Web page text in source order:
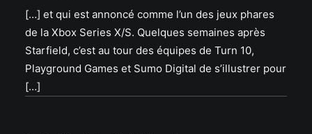
[…] et qui est annoncé comme l’un des jeux phares
de la Xbox Series X/S. Quelques semaines après
Starfield, c’est au tour des équipes de Turn 10,
Playground Games et Sumo Digital de s’illustrer pour
[…]